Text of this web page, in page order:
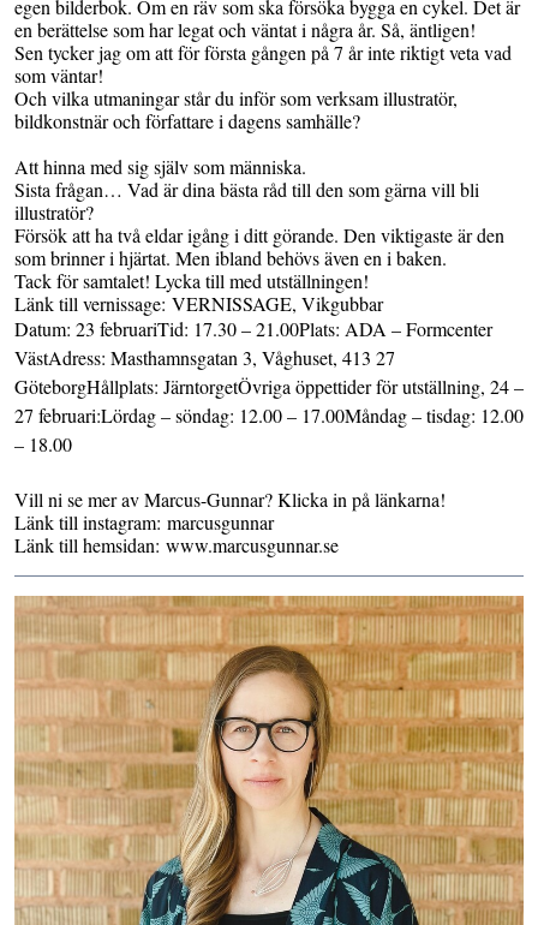
egen bilderbok. Om en räv som ska försöka bygga en cykel. Det är
en berättelse som har legat och väntat i några år. Så, äntligen!
Sen tycker jag om att för första gången på 7 år inte riktigt veta vad
som väntar!
Och vilka utmaningar står du inför som verksam illustratör,
bildkonstnär och författare i dagens samhälle?
Att hinna med sig själv som människa.
Sista frågan… Vad är dina bästa råd till den som gärna vill bli
illustratör?
Försök att ha två eldar igång i ditt görande. Den viktigaste är den
som brinner i hjärtat. Men ibland behövs även en i baken.
Tack för samtalet! Lycka till med utställningen!
Länk till vernissage: VERNISSAGE, Vikgubbar
Datum: 23 februariTid: 17.30 – 21.00Plats: ADA – Formcenter
VästAdress: Masthamnsgatan 3, Våghuset, 413 27
GöteborgHållplats: JärntorgetÖvriga öppettider för utställning, 24 –
27 februari:Lördag – söndag: 12.00 – 17.00Måndag – tisdag: 12.00
– 18.00
Vill ni se mer av Marcus-Gunnar? Klicka in på länkarna!
Länk till instagram: marcusgunnar
Länk till hemsidan: www.marcusgunnar.se